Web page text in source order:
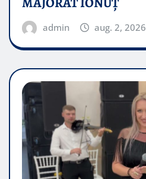
admin aug. 2, 2026